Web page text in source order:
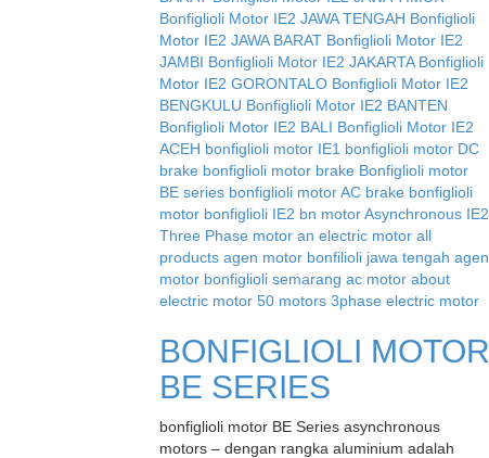
BONFIGLIOLI MOTOR
BE SERIES
bonfiglioli motor BE Series asynchronous
motors – dengan rangka aluminium adalah